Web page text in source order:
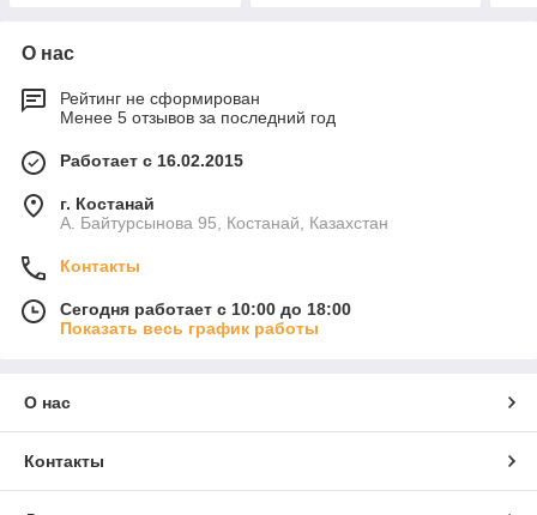
О нас
Рейтинг не сформирован
Менее 5 отзывов за последний год
Работает с 16.02.2015
г. Костанай
А. Байтурсынова 95, Костанай, Казахстан
Контакты
Сегодня работает с 10:00 до 18:00
Показать весь график работы
О нас
Контакты